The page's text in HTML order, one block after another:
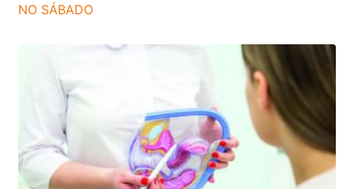
NO SÁBADO